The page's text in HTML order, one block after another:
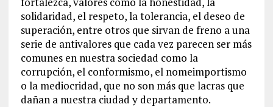
solidaridad, el respeto, la tolerancia, el deseo de
superación, entre otros que sirvan de freno a una
serie de antivalores que cada vez parecen ser más
comunes en nuestra sociedad como la
corrupción, el conformismo, el nomeimportismo
o la mediocridad, que no son más que lacras que
dañan a nuestra ciudad y departamento.